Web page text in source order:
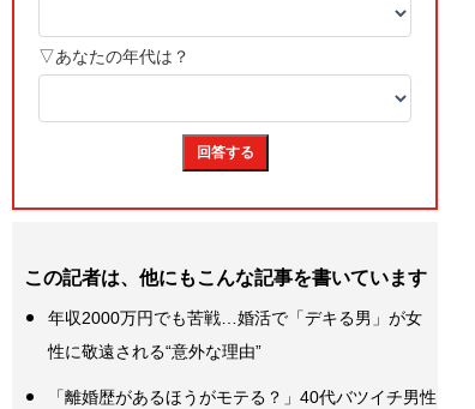
この記者は、他にもこんな記事を書いています
年収2000万円でも苦戦…婚活で「デキる男」が女
性に敬遠される“意外な理由”
「離婚歴があるほうがモテる？」40代バツイチ男性